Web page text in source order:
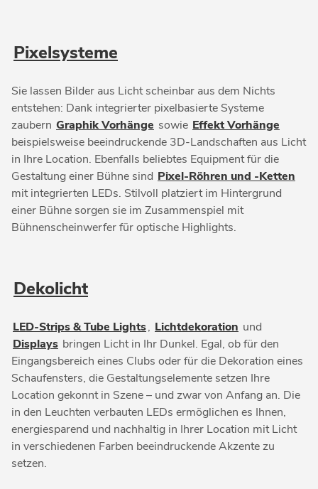
Pixelsysteme
Sie lassen Bilder aus Licht scheinbar aus dem Nichts
entstehen: Dank integrierter pixelbasierte Systeme
zaubern Graphik Vorhänge sowie Effekt Vorhänge
beispielsweise beeindruckende 3D-Landschaften aus Licht
in Ihre Location. Ebenfalls beliebtes Equipment für die
Gestaltung einer Bühne sind Pixel-Röhren und -Ketten
mit integrierten LEDs. Stilvoll platziert im Hintergrund
einer Bühne sorgen sie im Zusammenspiel mit
Bühnenscheinwerfer für optische Highlights.
Dekolicht
LED-Strips & Tube Lights, Lichtdekoration und
Displays bringen Licht in Ihr Dunkel. Egal, ob für den
Eingangsbereich eines Clubs oder für die Dekoration eines
Schaufensters, die Gestaltungselemente setzen Ihre
Location gekonnt in Szene – und zwar von Anfang an. Die
in den Leuchten verbauten LEDs ermöglichen es Ihnen,
energiesparend und nachhaltig in Ihrer Location mit Licht
in verschiedenen Farben beeindruckende Akzente zu
setzen.